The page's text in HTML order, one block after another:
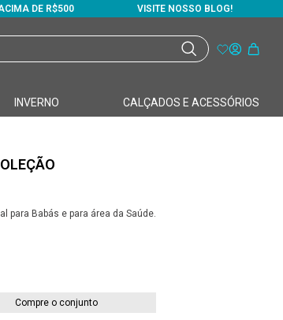
DE R$500 VISITE NOSSO BLOG!
INVERNO CALÇADOS E ACESSÓRIOS
para Babás e para área da Saúde.
Compre o conjunto